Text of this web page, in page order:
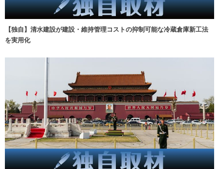
【独自】清水建設が建設・維持管理コストの抑制可能な冷蔵倉庫新工法
を実用化